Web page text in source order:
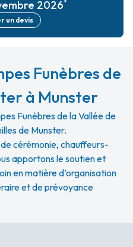
2026*
un devis
Funèbres de
à Munster
Funèbres de la Vallée de
de Munster.
cérémonie, chauffeurs-
apportons le soutien et
en matière d’organisation
et de prévoyance